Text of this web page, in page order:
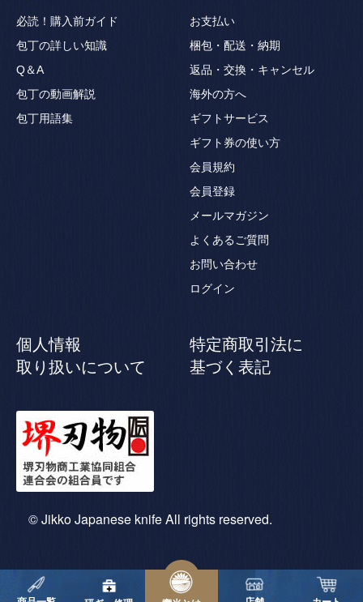
必読！購入前ガイド
包丁の詳しい知識
Q＆A
包丁の動画解説
包丁用語集
お支払い
梱包・配送・納期
返品・交換・キャンセル
海外の方へ
ギフトサービス
ギフト券の使い方
会員規約
会員登録
メールマガジン
よくあるご質問
お問い合わせ
ログイン
個人情報
取り扱いについて
特定商取引法に
基づく表記
© Jikko Japanese knife All rights reserved.